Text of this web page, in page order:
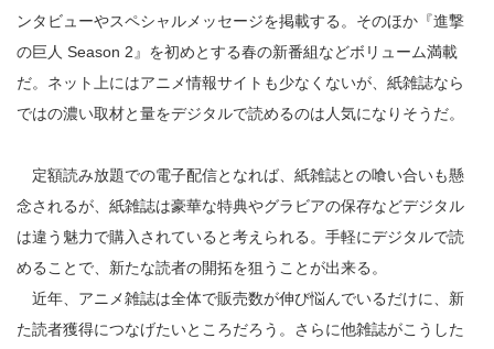
ンタビューやスペシャルメッセージを掲載する。そのほか『進撃
の巨人 Season 2』を初めとする春の新番組などボリューム満載
だ。ネット上にはアニメ情報サイトも少なくないが、紙雑誌なら
ではの濃い取材と量をデジタルで読めるのは人気になりそうだ。
定額読み放題での電子配信となれば、紙雑誌との喰い合いも懸
念されるが、紙雑誌は豪華な特典やグラビアの保存などデジタル
は違う魅力で購入されていると考えられる。手軽にデジタルで読
めることで、新たな読者の開拓を狙うことが出来る。
近年、アニメ雑誌は全体で販売数が伸び悩んでいるだけに、新
た読者獲得につなげたいところだろう。さらに他雑誌がこうした